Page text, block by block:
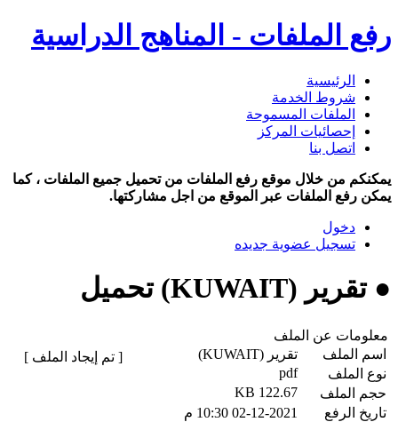
رفع الملفات - المناهج الدراسية
الرئيسية
شروط الخدمة
الملفات المسموحة
إحصائيات المركز
اتصل بنا
يمكنكم من خلال موقع رفع الملفات من تحميل جميع الملفات ، كما
يمكن رفع الملفات عبر الموقع من اجل مشاركتها.
دخول
تسجيل عضوية جديده
● تقرير (KUWAIT) تحميل
معلومات عن الملف
اسم الملف
تقرير (KUWAIT)
نوع الملف
pdf
حجم الملف
122.67 KB
تاريخ الرفع
02-12-2021 10:30 م
[ تم إيجاد الملف ]